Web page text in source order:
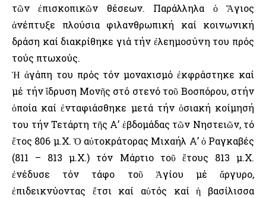
τῶν ἐπισκοπικῶν θέσεων. Παράλληλα ὁ Ἅγιος
ἀνέπτυξε πλούσια φιλανθρωπική καί κοινωνική
δράση καί διακρίθηκε γιά τήν ἐλεημοσύνη του πρός
τούς πτωχούς.
Ἡ ἀγάπη του πρός τόν μοναχισμό ἐκφράστηκε καί
μέ τήν ἵδρυση Μονῆς στό στενό τοῦ Βοσπόρου, στήν
ὁποία καί ἐνταφιάσθηκε μετά τήν ὁσιακή κοίμησή
του τήν Τετάρτη τῆς Α’ ἑβδομάδας τῶν Νηστειῶν, τό
ἔτος 806 μ.Χ. Ὁ αὐτοκράτορας Μιχαήλ Α’ ὁ Ραγκαβές
(811 – 813 μ.Χ.) τόν Μάρτιο τοῦ ἔτους 813 μ.Χ.
ἐνέδυσε τόν τάφο τοῦ Ἁγίου μέ ἄργυρο,
ἐπιδεικνύοντας ἔτσι καί αὐτός καί ἡ βασίλισσα